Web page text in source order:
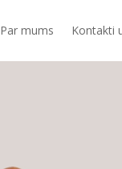
Par mums Kontakti